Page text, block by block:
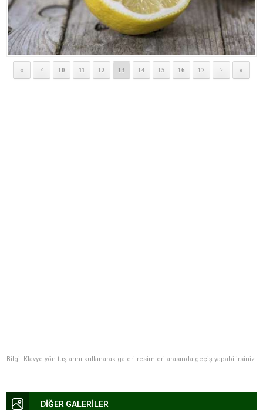
« < 10 11 12 13 14 15 16 17 > »
Bilgi: Klavye yön tuşlarını kullanarak galeri resimleri arasında geçiş yapabilirsiniz.
DİĞER GALERİLER